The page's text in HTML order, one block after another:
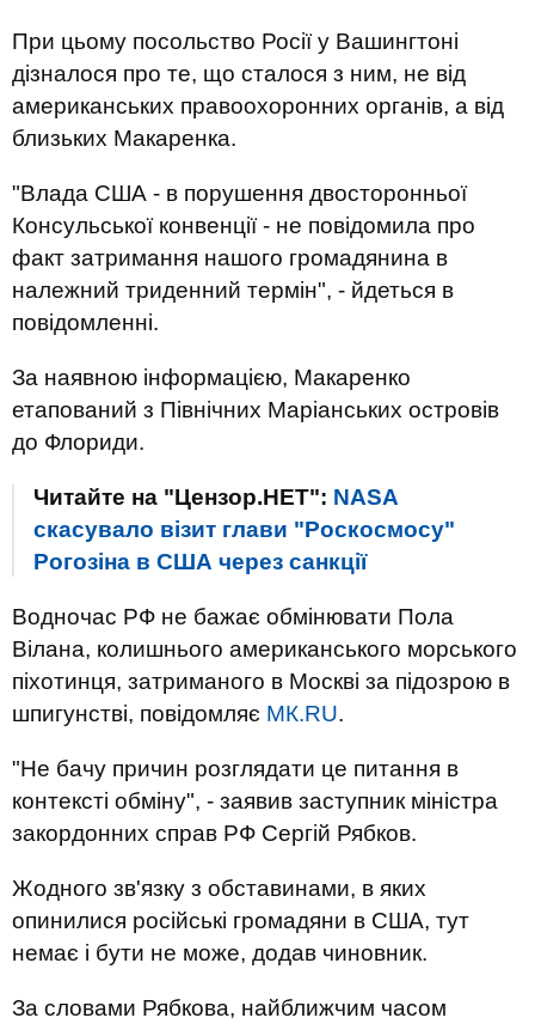
При цьому посольство Росії у Вашингтоні
дізналося про те, що сталося з ним, не від
американських правоохоронних органів, а від
близьких Макаренка.
"Влада США - в порушення двосторонньої
Консульської конвенції - не повідомила про
факт затримання нашого громадянина в
належний триденний термін", - йдеться в
повідомленні.
За наявною інформацією, Макаренко
етапований з Північних Маріанських островів
до Флориди.
Читайте на "Цензор.НЕТ": NASA
скасувало візит глави "Роскосмосу"
Рогозіна в США через санкції
Водночас РФ не бажає обмінювати Пола
Вілана, колишнього американського морського
піхотинця, затриманого в Москві за підозрою в
шпигунстві, повідомляє МК.RU.
"Не бачу причин розглядати це питання в
контексті обміну", - заявив заступник міністра
закордонних справ РФ Сергій Рябков.
Жодного зв'язку з обставинами, в яких
опинилися російські громадяни в США, тут
немає і бути не може, додав чиновник.
За словами Рябкова, найближчим часом